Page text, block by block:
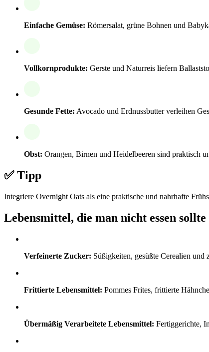
Einfache Gemüse: Römersalat, grüne Bohnen und
Vollkornprodukte: Gerste und Naturreis liefern
Gesunde Fette: Avocado und Erdnussbutter verleihen
Obst: Orangen, Birnen und Heidelbeeren sind praktisch
✅ Tipp
Integriere Overnight Oats als eine praktische und nahrhafte
Lebensmittel, die man nicht essen sollte
Verfeinerte Zucker: Süßigkeiten, gesüßte Cerealien
Frittierte Lebensmittel: Pommes Frites, frittierte
Übermäßig Verarbeitete Lebensmittel: Fertiggerichte,